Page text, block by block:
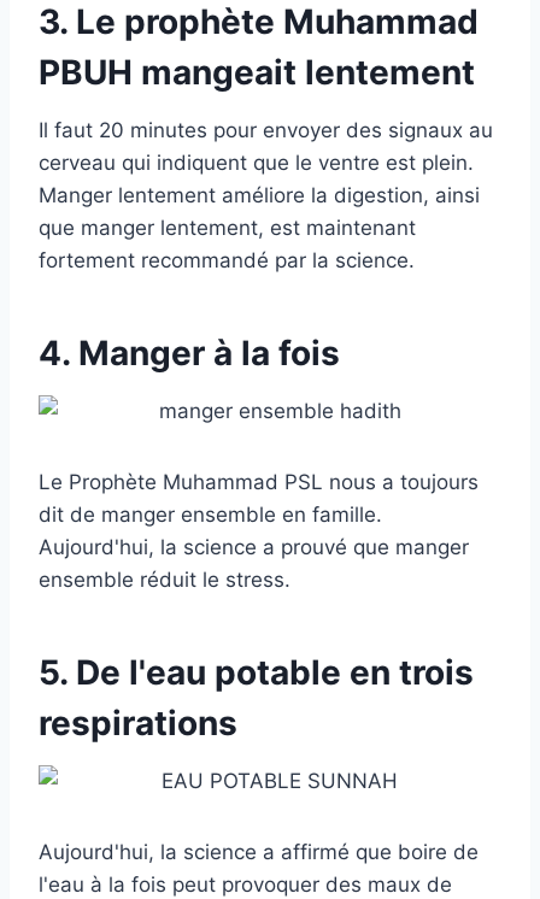
3. Le prophète Muhammad
PBUH mangeait lentement
Il faut 20 minutes pour envoyer des signaux au
cerveau qui indiquent que le ventre est plein.
Manger lentement améliore la digestion, ainsi
que manger lentement, est maintenant
fortement recommandé par la science.
4. Manger à la fois
Le Prophète Muhammad PSL nous a toujours
dit de manger ensemble en famille.
Aujourd'hui, la science a prouvé que manger
ensemble réduit le stress.
5. De l'eau potable en trois
respirations
Aujourd'hui, la science a affirmé que boire de
l'eau à la fois peut provoquer des maux de